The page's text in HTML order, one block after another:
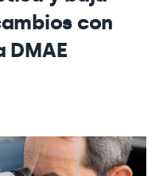
con